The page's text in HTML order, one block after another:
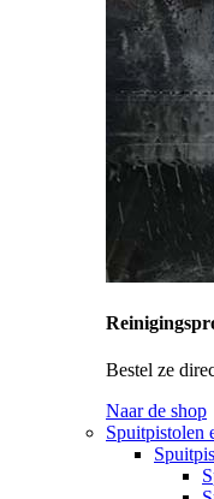
Bestel ze
Naar de shop
Spuitpistolen